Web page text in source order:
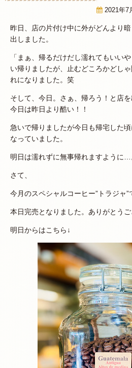
2021年7
昨日、店の片付け中に外がどんより
出しました。
「まぁ、帰るだけだし濡れてもいい
い帰りましたが、止むどころかどし
れになりました。笑
そして、今日。さぁ、帰ろう！と店
今日は昨日より酷い！！
急いで帰りましたが今日も帰宅した
なっていました。
明日は濡れずに無事帰れますように…
さて、
今月のスペシャルコーヒー”トラジャ”
本日完売となりました。ありがとうご
明日からはこちら↓